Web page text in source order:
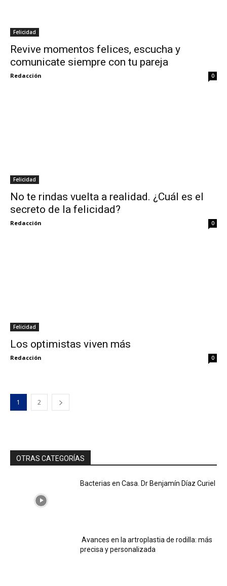
Felicidad
Revive momentos felices, escucha y
comunicate siempre con tu pareja
Redacción 0
Felicidad
No te rindas vuelta a realidad. ¿Cuál es el
secreto de la felicidad?
Redacción 0
Felicidad
Los optimistas viven más
Redacción 0
1 2
OTRAS CATEGORÍAS
Bacterias en Casa. Dr Benjamín Díaz Curiel
Avances en la artroplastia de rodilla: más
precisa y personalizada